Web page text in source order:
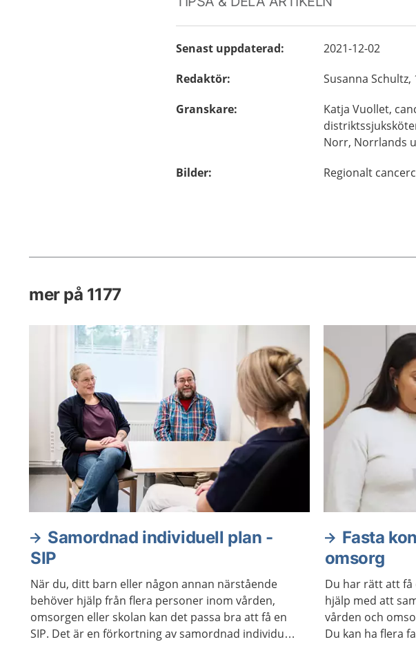
Senast uppdaterad:
2021-12-02
Redaktör: Susanna Schultz,
Granskare: Katja Vuollet,
Norr, Norrlands
Bilder: Regionalt
mer på 1177
Samordnad individuell plan -
SIP
När du, ditt barn eller någon annan närstående
behöver hjälp från flera personer inom vården,
omsorgen eller skolan kan det passa bra att få en
SIP. Det är en förkortning av samordnad individuell
Fasta
omsorg
Du har rätt att
hjälp med att
vården och
Du kan ha flera